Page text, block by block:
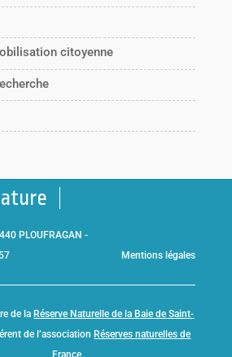
citoyenne
PLOUFRAGAN -
Mentions légales
de la Réserve Naturelle de la Baie de Saint-
de l’association Réserves naturelles de